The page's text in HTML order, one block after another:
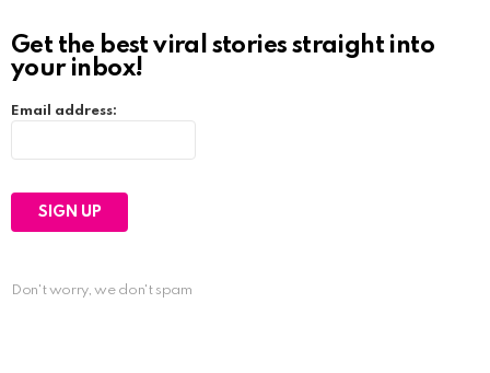
Get the best viral stories straight into
your inbox!
Email address:
Don't worry, we don't spam